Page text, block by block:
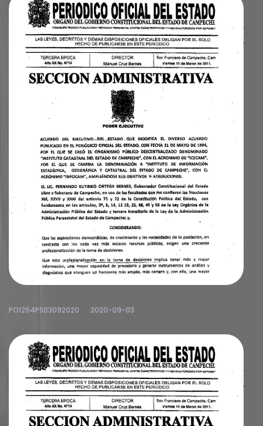
PO1254PS03092020 2020-09-03